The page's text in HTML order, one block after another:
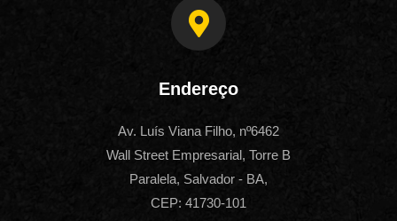
Endereço
Av. Luís Viana Filho, nº6462
Wall Street Empresarial, Torre B
Paralela, Salvador - BA,
CEP: 41730-101